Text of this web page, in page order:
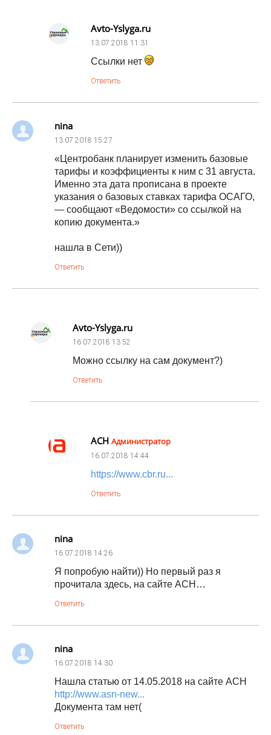
Avto-Yslyga.ru
13.07.2018 11:31
Ссылки нет
Ответить
nina
13.07.2018 15:27
«Центробанк планирует изменить базовые
тарифы и коэффициенты к ним с 31 августа.
Именно эта дата прописана в проекте
указания о базовых ставках тарифа ОСАГО,
— сообщают «Ведомости» со ссылкой на
копию документа.»
нашла в Сети))
Ответить
Avto-Yslyga.ru
16.07.2018 13:52
Можно ссылку на сам документ?)
Ответить
АСН Администратор
16.07.2018 14:44
https://www.cbr.ru...
Ответить
nina
16.07.2018 14:26
Я попробую найти)) Но первый раз я
прочитала здесь, на сайте АСН…
Ответить
nina
16.07.2018 14:30
Нашла статью от 14.05.2018 на сайте АСН
http://www.asn-new...
Документа там нет(
Ответить